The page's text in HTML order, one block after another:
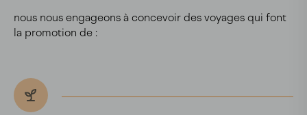
nous nous engageons à concevoir des voyages qui font
la promotion de :